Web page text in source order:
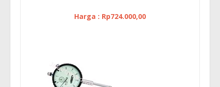
Harga : Rp724.000,00